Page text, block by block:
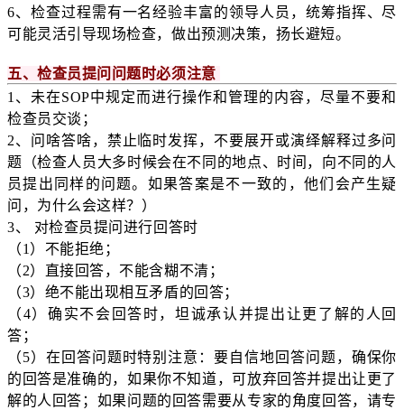
6、检查过程需有一名经验丰富的领导人员，统筹指挥、尽
可能灵活引导现场检查，做出预测决策，扬长避短。
五、检查员提问问题时必须注意
1、未在SOP中规定而进行操作和管理的内容，尽量不要和
检查员交谈；
2、问啥答啥，禁止临时发挥，不要展开或演绎解释过多问
题（检查人员大多时候会在不同的地点、时间，向不同的人
员提出同样的问题。如果答案是不一致的，他们会产生疑
问，为什么会这样？）
3、 对检查员提问进行回答时
（1）不能拒绝；
（2）直接回答，不能含糊不清；
（3）绝不能出现相互矛盾的回答；
（4）确实不会回答时，坦诚承认并提出让更了解的人回
答；
（5）在回答问题时特别注意：要自信地回答问题，确保你
的回答是准确的，如果你不知道，可放弃回答并提出让更了
解的人回答；如果问题的回答需要从专家的角度回答，请专